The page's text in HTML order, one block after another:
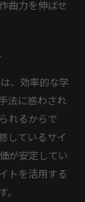
曲力を伸ばせ
、効率的な学
法に惑わされ
れるからで
しているサイ
が安定してい
トを活用する